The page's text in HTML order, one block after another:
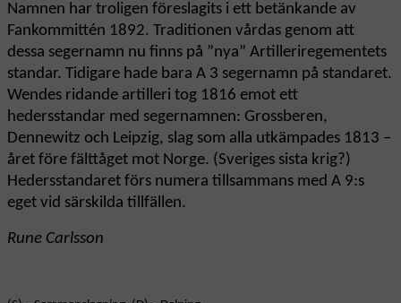
Namnen har troligen föreslagits i ett betänkande av
Fankommittén 1892. Traditionen vårdas genom att
dessa segernamn nu finns på ”nya” Artilleriregementets
standar. Tidigare hade bara A 3 segernamn på standaret.
Wendes ridande artilleri tog 1816 emot ett
hedersstandar med segernamnen: Grossberen,
Dennewitz och Leipzig, slag som alla utkämpades 1813 –
året före fälttåget mot Norge. (Sveriges sista krig?)
Hedersstandaret förs numera tillsammans med A 9:s
eget vid särskilda tillfällen.
Rune Carlsson